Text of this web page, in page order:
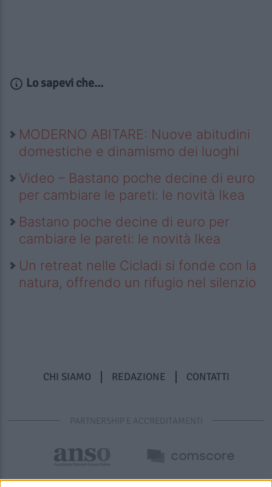
Lo sapevi che...
MODERNO ABITARE: Nuove abitudini
domestiche e dinamismo dei luoghi
Video – Bastano poche decine di euro
per cambiare le pareti: le novità Ikea
Bastano poche decine di euro per
cambiare le pareti: le novità Ikea
Un retreat nelle Cicladi si fonde con la
natura, offrendo un rifugio nel silenzio
CHI SIAMO REDAZIONE CONTATTI
PARTNERSHIP E ACCREDITAMENTI